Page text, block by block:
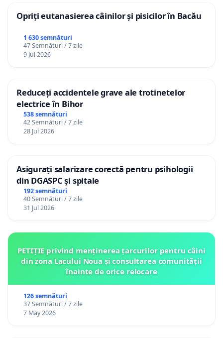
Opriți eutanasierea câinilor și pisicilor în Bacău
1 630 semnături
47 Semnături / 7 zile
9 Jul 2026
Reduceți accidentele grave ale trotinetelor
electrice în Bihor
538 semnături
42 Semnături / 7 zile
28 Jul 2026
Asigurați salarizare corectă pentru psihologii
din DGASPC și spitale
192 semnături
40 Semnături / 7 zile
31 Jul 2026
PETIȚIE privind menținerea țarcurilor pentru câini
din zona Lacului Noua și consultarea comunității
înainte de orice relocare
126 semnături
37 Semnături / 7 zile
7 May 2026